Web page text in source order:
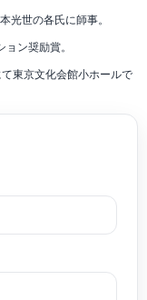
光世の各氏に師事。
ン奨励賞。
東京文化会館小ホールで
年開設。